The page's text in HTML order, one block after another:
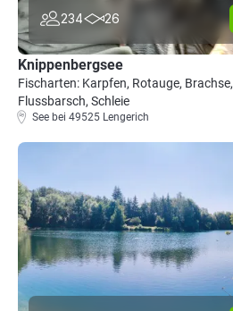
234 26
Knippenbergsee
Fischarten: Karpfen, Rotauge, Brachse,
Flussbarsch, Schleie
See bei 49525 Lengerich